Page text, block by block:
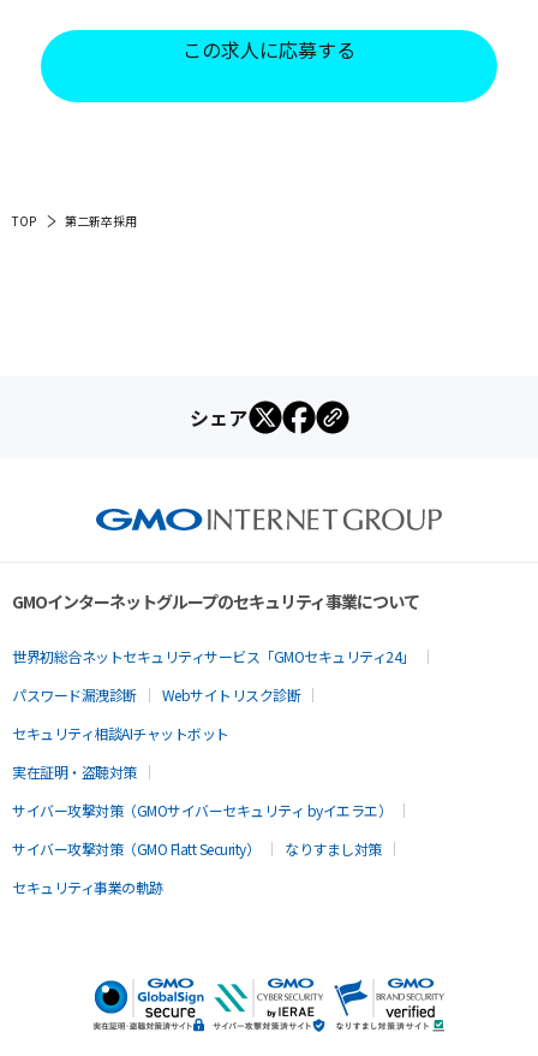
この求人に応募する
TOP 第二新卒採用
シェア
GMOインターネットグループのセキュリティ事業について
世界初総合ネットセキュリティサービス「GMOセキュリティ24」
パスワード漏洩診断
Webサイトリスク診断
セキュリティ相談AIチャットボット
実在証明・盗聴対策
サイバー攻撃対策（GMOサイバーセキュリティ byイエラエ）
サイバー攻撃対策（GMO Flatt Security）
なりすまし対策
セキュリティ事業の軌跡